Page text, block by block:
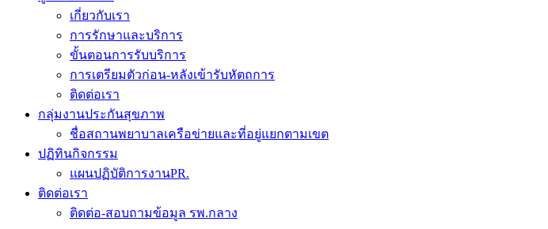
เกี่ยวกับเรา
การรักษาและบริการ
ขั้นตอนการรับบริการ
การเตรียมตัวก่อน-หลังเข้ารับหัตถการ
ติดต่อเรา
กลุ่มงานประกันสุขภาพ
ชื่อสถานพยาบาลเครือข่ายและที่อยู่แยกตามเขต
ปฏิทินกิจกรรม
แผนปฏิบัติการงานPR.
ติดต่อเรา
ติดต่อ-สอบถามข้อมูล รพ.กลาง